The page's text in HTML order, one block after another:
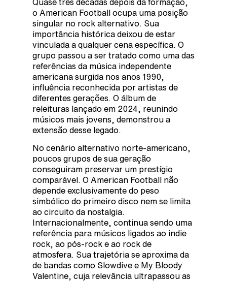
Quase três décadas depois da formação,
o American Football ocupa uma posição
singular no rock alternativo. Sua
importância histórica deixou de estar
vinculada a qualquer cena específica. O
grupo passou a ser tratado como uma das
referências da música independente
americana surgida nos anos 1990,
influência reconhecida por artistas de
diferentes gerações. O álbum de
releituras lançado em 2024, reunindo
músicos mais jovens, demonstrou a
extensão desse legado.
No cenário alternativo norte-americano,
poucos grupos de sua geração
conseguiram preservar um prestígio
comparável. O American Football não
depende exclusivamente do peso
simbólico do primeiro disco nem se limita
ao circuito da nostalgia.
Internacionalmente, continua sendo uma
referência para músicos ligados ao indie
rock, ao pós-rock e ao rock de
atmosfera. Sua trajetória se aproxima da
de bandas como Slowdive e My Bloody
Valentine, cuja relevância ultrapassou as